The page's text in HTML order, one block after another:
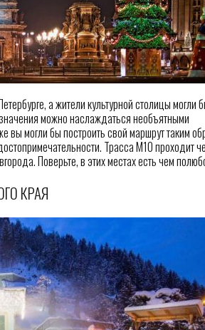
а жители культурной столицы могли
можно наслаждаться необъятными
могли бы построить свой маршрут таким
Трасса М10 проходит
Поверьте, в этих местах есть чем
КРАЯ